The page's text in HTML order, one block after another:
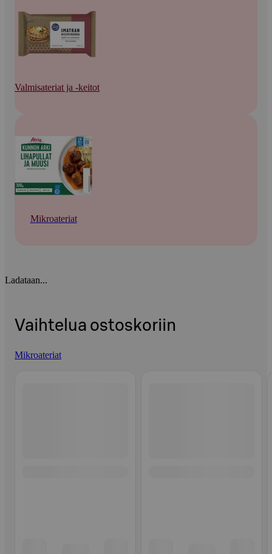
Valmisateriat ja -keitot
Mikroateriat
Ladataan...
Vaihtelua ostoskoriin
Mikroateriat